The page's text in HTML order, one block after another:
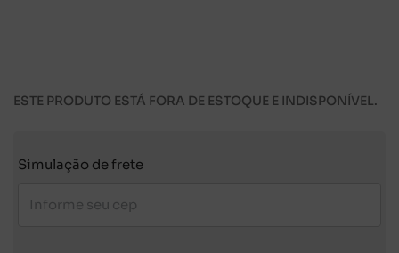
ESTE PRODUTO ESTÁ FORA DE ESTOQUE E INDISPONÍVEL.
Simulação de frete